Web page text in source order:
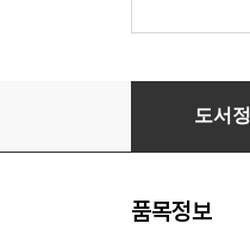
초등학생을
도서
품목정보